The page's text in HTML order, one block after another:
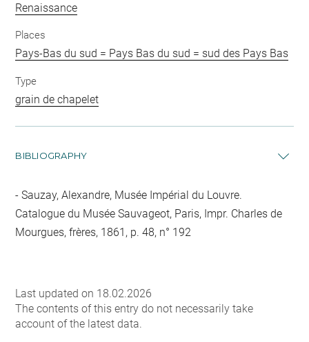
Renaissance
Places
Pays-Bas du sud = Pays Bas du sud = sud des Pays Bas
Type
grain de chapelet
BIBLIOGRAPHY
Sauzay, Alexandre, Musée Impérial du Louvre.
Catalogue du Musée Sauvageot, Paris, Impr. Charles de
Mourgues, frères, 1861, p. 48, n° 192
Last updated on 18.02.2026
The contents of this entry do not necessarily take
account of the latest data.